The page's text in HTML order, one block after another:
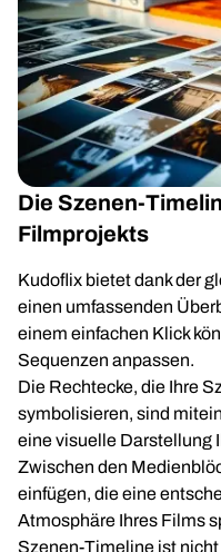
Die Szenen-
Filmprojekts
Kudoflix bietet dank der
einen umfassenden
einem einfachen Klick
Sequenzen anpassen.
Die Rechtecke, die Ihre
symbolisieren, sind
eine visuelle Darstellung
Zwischen den
einfügen, die eine
Atmosphäre Ihres Films
Szenen-Timeline ist